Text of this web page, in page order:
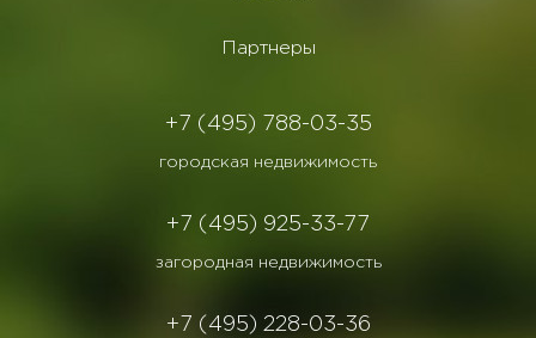
Партнеры
+7 (495) 788-03-35
городская недвижимость
+7 (495) 925-33-77
загородная недвижимость
+7 (495) 228-03-36